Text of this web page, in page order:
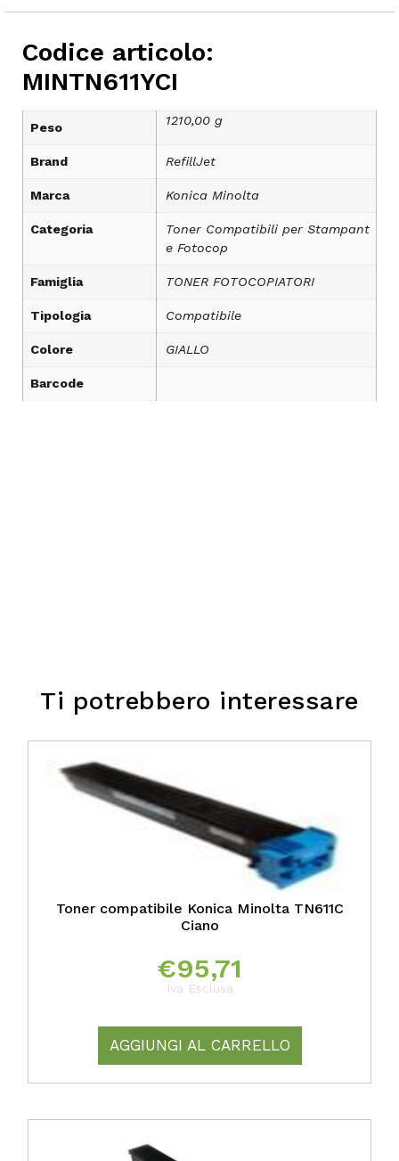
Codice articolo:
MINTN611YCI
Peso 1210,00 g
Brand RefillJet
Marca Konica Minolta
Categoria
Toner Compatibili per Stampant
e Fotocop
Famiglia TONER FOTOCOPIATORI
Tipologia Compatibile
Colore GIALLO
Barcode
Ti potrebbero interessare
Toner compatibile Konica Minolta TN611C
Ciano
€95,71
Iva Esclusa
AGGIUNGI AL CARRELLO